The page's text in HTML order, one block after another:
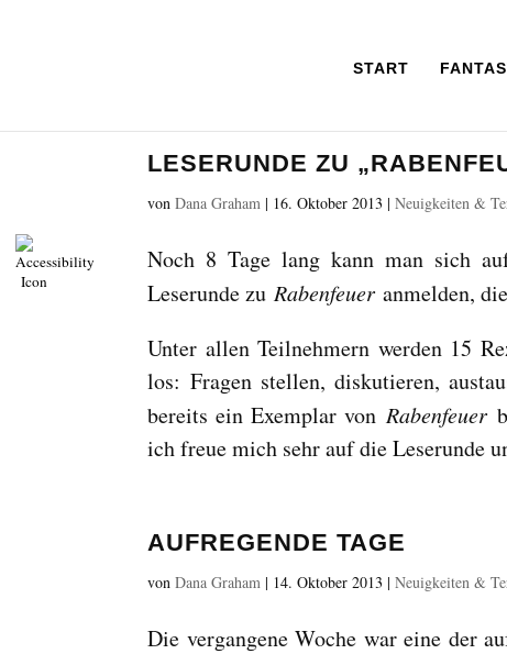
START
LESERUNDE ZU
vonDana Graham | 16. Oktober 2013 |Neuigkeiten &
Noch 8 Tage lang kann man sich
Leserunde zuRabenfeueranmelden,
Unter allen Teilnehmern werden 15
los: Fragen stellen, diskutieren,
bereits ein Exemplar vonRabenfeuer
ich freue mich sehr auf die Leserunde
AUFREGENDE TAGE
vonDana Graham | 14. Oktober 2013 |Neuigkeiten &
Die vergangene Woche war eine der